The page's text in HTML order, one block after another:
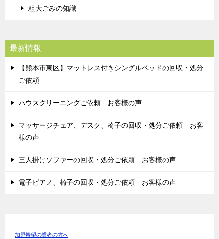
粗大ごみの知識
最新情報
【熊本市東区】マットレス付きシングルベッドの回収・処分
ご依頼
ハウスクリーニングご依頼 お客様の声
マッサージチェア、デスク、椅子の回収・処分ご依頼 お客
様の声
三人掛けソファーの回収・処分ご依頼 お客様の声
電子ピアノ、椅子の回収・処分ご依頼 お客様の声
加盟希望の業者の方へ